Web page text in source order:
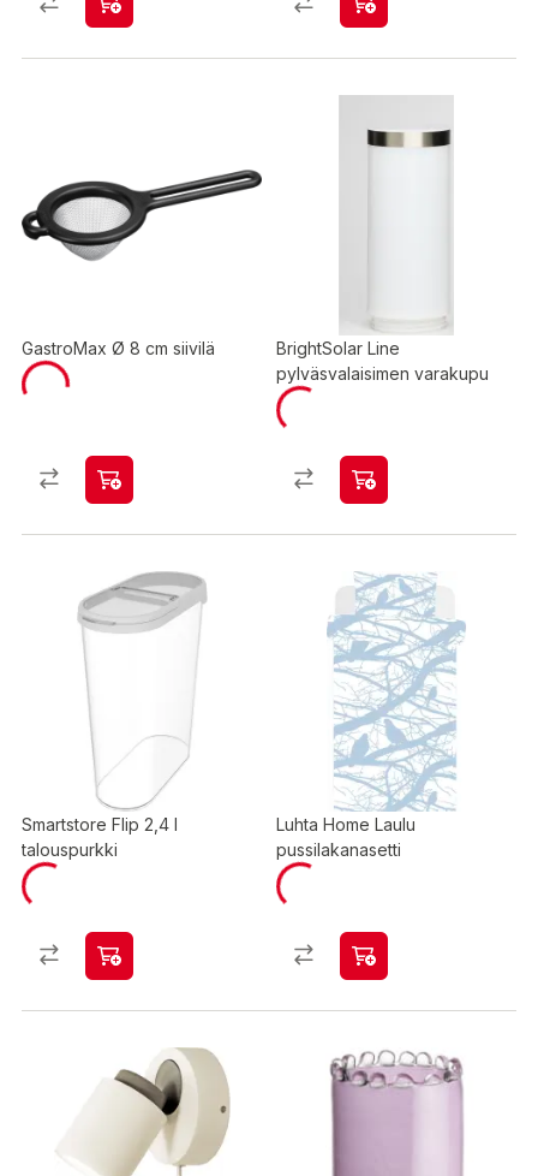
GastroMax Ø 8 cm siivilä
BrightSolar Line
pylväsvalaisimen varakupu
Smartstore Flip 2,4 l
talouspurkki
Luhta Home Laulu
pussilakanasetti